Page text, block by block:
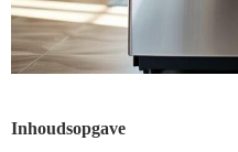
Inhoudsopgave